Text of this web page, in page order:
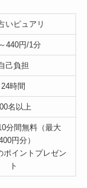
いピュアリ
440円/1分
己負担
24時間
名以上
分間無料（最大
円分）
ポイントプレゼン
ト